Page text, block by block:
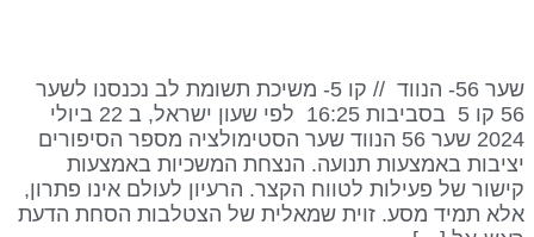
שער 56- הנווד // קו 5- משיכת תשומת לב נכנסנו לשער
56 קו 5 בסביבות 16:25 לפי שעון ישראל, ב 22 ביולי
2024 שער 56 הנווד שער הסטימולציה מספר הסיפורים
באמצעות תנועה. הנצחת המשכיות באמצעות
של פעילות לטווח הקצר. הרעיון לעולם אינו פתרון,
תמיד מסע. זוית שמאלית של הצטלבות הסחת הדעת